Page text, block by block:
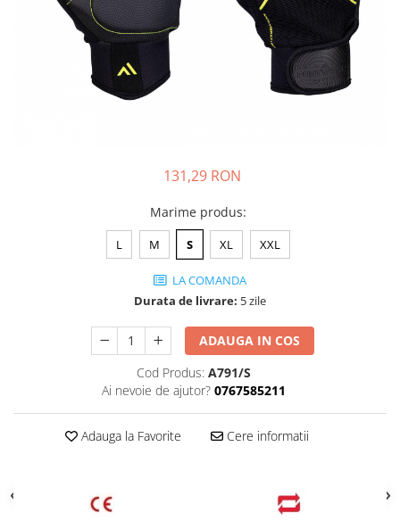
JACHETE DE LUCRU
PANTALONI DE LUCRU
JACHETE VATUITE
INDUSTRIA ALIMENTARA
FESURI, SEPCI, CAPISOANE
131,29 RON
Marime produs:
L M S XL XXL
LA COMANDA
Durata de livrare: 5 zile
ADAUGA IN COS
Cod Produs: A791/S
Ai nevoie de ajutor? 0767585211
Adauga la Favorite Cere informatii